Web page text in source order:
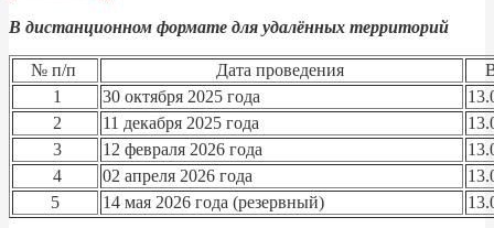
В дистанционном формате для удалённых территорий
№ п/п Дата проведения
1
30 октября 2025 года
2
11 декабря 2025 года
3
12 февраля 2026 года
4
02 апреля 2026 года
5
14 мая 2026 года (резервный)